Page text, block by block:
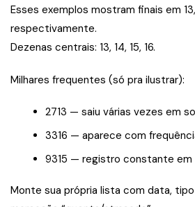
Esses exemplos mostram finais em 13,
respectivamente.
Dezenas centrais: 13, 14, 15, 16.
Milhares frequentes (só pra ilustrar):
2713 — saiu várias vezes em
3316 — aparece com
9315 — registro constante em
Monte sua própria lista com data,